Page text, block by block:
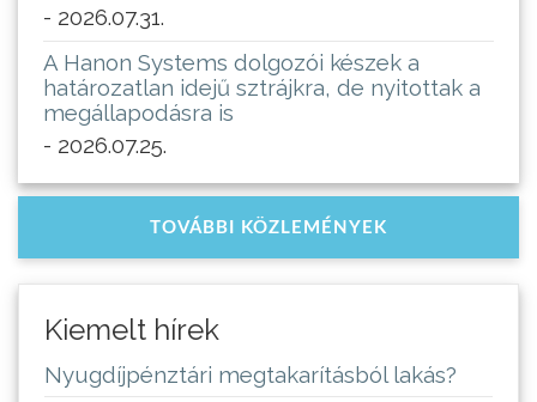
- 2026.07.31.
A Hanon Systems dolgozói készek a
határozatlan idejű sztrájkra, de nyitottak a
megállapodásra is
- 2026.07.25.
TOVÁBBI KÖZLEMÉNYEK
Kiemelt hírek
Nyugdíjpénztári megtakarításból lakás?